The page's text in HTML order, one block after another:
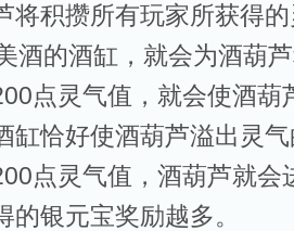
将积攒所有玩家所获得
酒的酒缸，就会为酒葫
点灵气值，就会使酒葫
缸恰好使酒葫芦溢出灵
点灵气值，酒葫芦就会
的银元宝奖励越多。